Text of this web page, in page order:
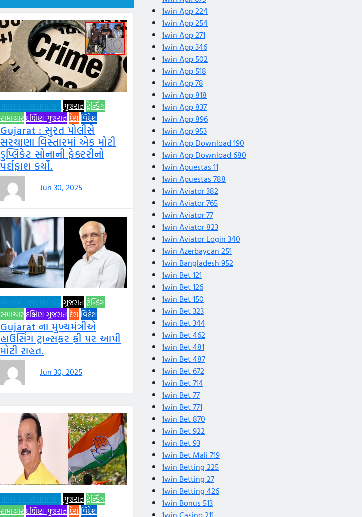
ગુજરાત ટ્રેન્ડિંગ
સમાચાર દક્ષિણ ગુજરાત દેશ વિદેશ
Gujarat : સુરત પોલીસે
સરથાણા વિસ્તારમાં એક મોટી
ડુપ્લિકેટ સોનાની ફેક્ટરીનો
પર્દાફાશ કર્યો.
Jun 30, 2025
ગુજરાત ટ્રેન્ડિંગ
સમાચાર દક્ષિણ ગુજરાત દેશ વિદેશ
Gujarat ના મુખ્યમંત્રીએ
હાઉસિંગ ટ્રાન્સફર ફી પર આપી
મોટી રાહત.
Jun 30, 2025
ગુજરાત ટ્રેન્ડિંગ
સમાચાર દક્ષિણ ગુજરાત દેશ વિદેશ
1win App 224
1win App 254
1win App 271
1win App 346
1win App 502
1win App 518
1win App 78
1win App 818
1win App 837
1win App 896
1win App 953
1win App Download 190
1win App Download 680
1win Apuestas 11
1win Apuestas 788
1win Aviator 382
1win Aviator 765
1win Aviator 77
1win Aviator 823
1win Aviator Login 340
1win Azerbaycan 251
1win Bangladesh 952
1win Bet 121
1win Bet 126
1win Bet 150
1win Bet 323
1win Bet 344
1win Bet 462
1win Bet 481
1win Bet 487
1win Bet 672
1win Bet 714
1win Bet 77
1win Bet 771
1win Bet 870
1win Bet 922
1win Bet 93
1win Bet Mali 719
1win Betting 225
1win Betting 27
1win Betting 426
1win Bonus 513